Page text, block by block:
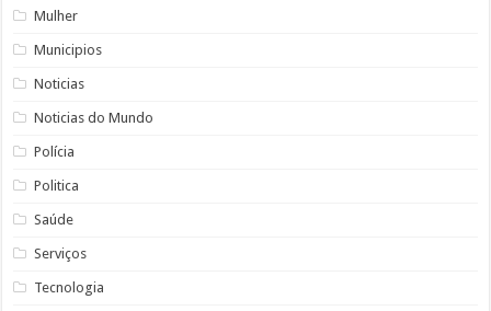
Mulher
Municipios
Noticias
Noticias do Mundo
Polícia
Politica
Saúde
Serviços
Tecnologia